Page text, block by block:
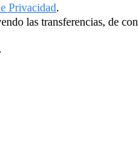
Privacidad.
las transferencias, de
.